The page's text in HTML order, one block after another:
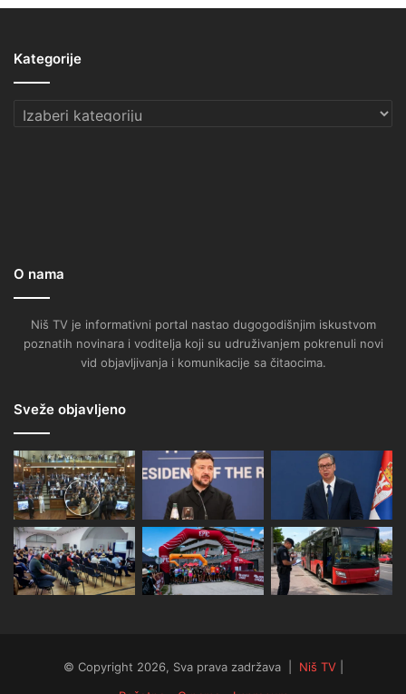
Kategorije
Kategorije
O nama
Niš TV je informativni portal nastao dugogodišnjim iskustvom
poznatih novinara i voditelja koji su udruživanjem pokrenuli novi
vid objavljivanja i komunikacije sa čitaocima.
Sveže objavljeno
© Copyright 2026, Sva prava zadržava | Niš TV|